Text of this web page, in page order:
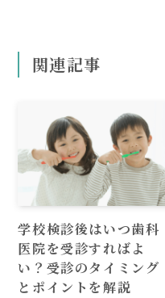
関連記事
学校検診後はいつ歯科
医院を受診すればよ
い？受診のタイミング
とポイントを解説